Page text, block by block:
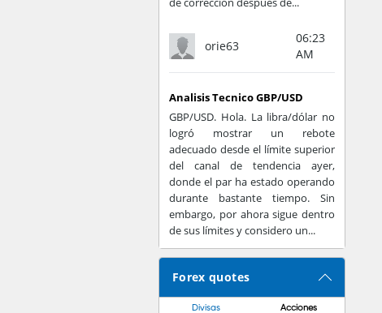
orie63
06:23
AM
Analisis Tecnico GBP/USD
GBP/USD. Hola. La libra/dólar no
logró mostrar un rebote
adecuado desde el límite superior
del canal de tendencia ayer,
donde el par ha estado operando
durante bastante tiempo. Sin
embargo, por ahora sigue dentro
de sus límites y considero un...
Forex quotes
Divisas Acciones